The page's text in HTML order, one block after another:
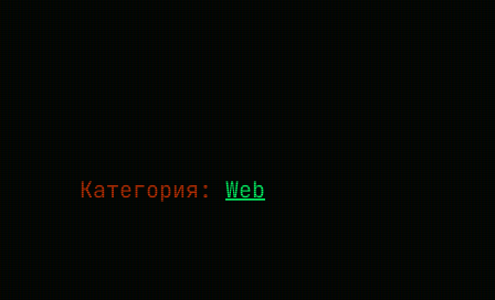
Категория: Web